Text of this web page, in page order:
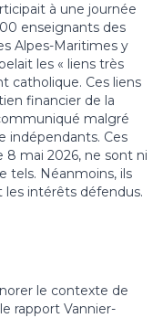
à une journée
enseignants des
Alpes-Maritimes y
les « liens très
catholique. Ces liens
financier de la
malgré
indépendants. Ces
8 mai 2026, ne sont ni
tels. Néanmoins, ils
les intérêts défendus.
le contexte de
rapport Vannier-